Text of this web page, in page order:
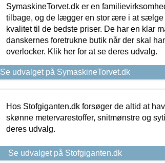
SymaskineTorvet.dk er en
tilbage, og de lægger en stor ære i at sælge
kvalitet til de bedste priser. De har en klar
danskernes foretrukne butik når der skal
overlocker. Klik her for at se deres udvalg.
Se udvalget på SymaskineTorvet.dk
Hos Stofgiganten.dk forsøger de altid at
skønne metervarestoffer, snitmønstre og
deres udvalg.
Se udvalget på Stofgiganten.dk